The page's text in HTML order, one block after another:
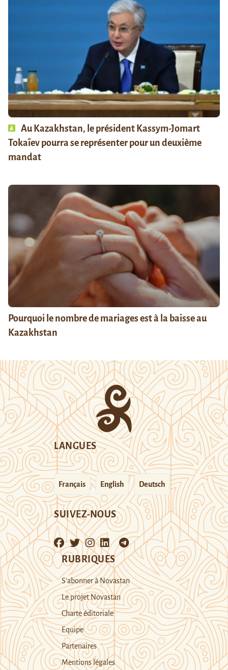
Au Kazakhstan, le président Kassym-Jomart
Tokaïev pourra se représenter pour un deuxième
mandat
Pourquoi le nombre de mariages est à la baisse au
Kazakhstan
LANGUES
Français English Deutsch
SUIVEZ-NOUS
RUBRIQUES
S’abonner à Novastan
Le projet Novastan
Charte éditoriale
Equipe
Partenaires
Mentions légales